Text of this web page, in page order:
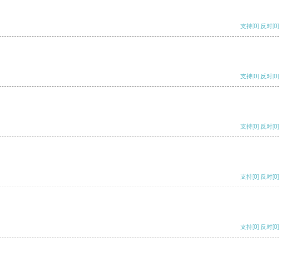
支持[0] 反对[0]
支持[0] 反对[0]
支持[0] 反对[0]
支持[0] 反对[0]
支持[0] 反对[0]